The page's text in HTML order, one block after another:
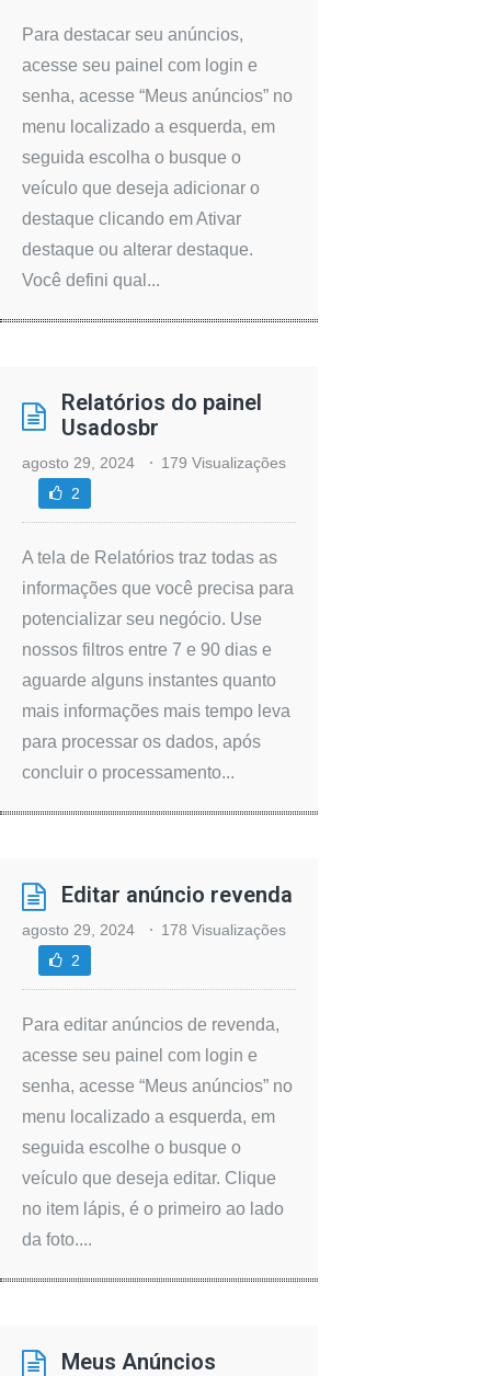
Para destacar seu anúncios,
acesse seu painel com login e
senha, acesse “Meus anúncios” no
menu localizado a esquerda, em
seguida escolha o busque o
veículo que deseja adicionar o
destaque clicando em Ativar
destaque ou alterar destaque.
Você defini qual...
Relatórios do painel
Usadosbr
agosto 29, 2024
179 Visualizações
2
A tela de Relatórios traz todas as
informações que você precisa para
potencializar seu negócio. Use
nossos filtros entre 7 e 90 dias e
aguarde alguns instantes quanto
mais informações mais tempo leva
para processar os dados, após
concluir o processamento...
Editar anúncio revenda
agosto 29, 2024
178 Visualizações
2
Para editar anúncios de revenda,
acesse seu painel com login e
senha, acesse “Meus anúncios” no
menu localizado a esquerda, em
seguida escolhe o busque o
veículo que deseja editar. Clique
no item lápis, é o primeiro ao lado
da foto....
Meus Anúncios